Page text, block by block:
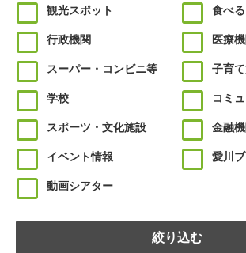
観光スポット 食べ
行政機関 医療
スーパー・コンビニ等 子育
学校 コミ
スポーツ・文化施設 金融
イベント情報 愛川
動画シアター